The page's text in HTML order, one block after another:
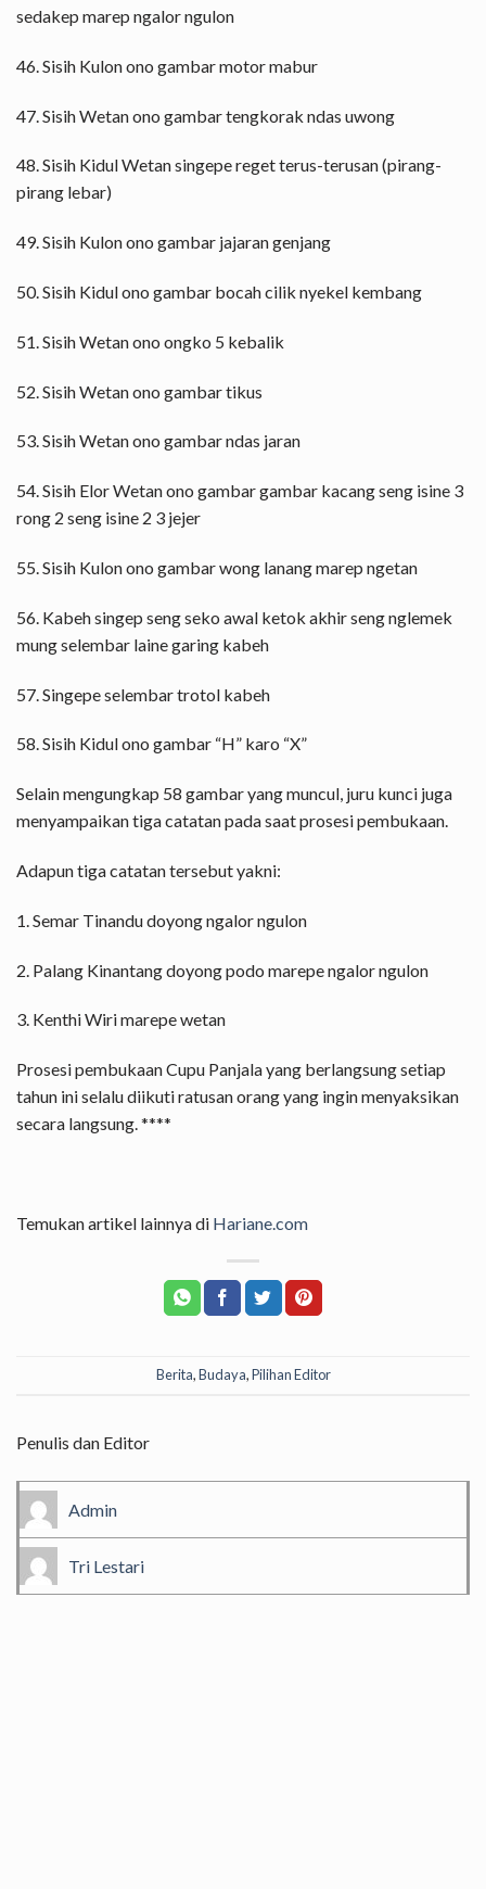
sedakep marep ngalor ngulon
46. Sisih Kulon ono gambar motor mabur
47. Sisih Wetan ono gambar tengkorak ndas uwong
48. Sisih Kidul Wetan singepe reget terus-terusan (pirang-
pirang lebar)
49. Sisih Kulon ono gambar jajaran genjang
50. Sisih Kidul ono gambar bocah cilik nyekel kembang
51. Sisih Wetan ono ongko 5 kebalik
52. Sisih Wetan ono gambar tikus
53. Sisih Wetan ono gambar ndas jaran
54. Sisih Elor Wetan ono gambar gambar kacang seng isine 3
rong 2 seng isine 2 3 jejer
55. Sisih Kulon ono gambar wong lanang marep ngetan
56. Kabeh singep seng seko awal ketok akhir seng nglemek
mung selembar laine garing kabeh
57. Singepe selembar trotol kabeh
58. Sisih Kidul ono gambar “H” karo “X”
Selain mengungkap 58 gambar yang muncul, juru kunci juga
menyampaikan tiga catatan pada saat prosesi pembukaan.
Adapun tiga catatan tersebut yakni:
1. Semar Tinandu doyong ngalor ngulon
2. Palang Kinantang doyong podo marepe ngalor ngulon
3. Kenthi Wiri marepe wetan
Prosesi pembukaan Cupu Panjala yang berlangsung setiap
tahun ini selalu diikuti ratusan orang yang ingin menyaksikan
secara langsung. ****
Temukan artikel lainnya di Hariane.com
Berita,Budaya,Pilihan Editor
Penulis dan Editor
Admin
Tri Lestari